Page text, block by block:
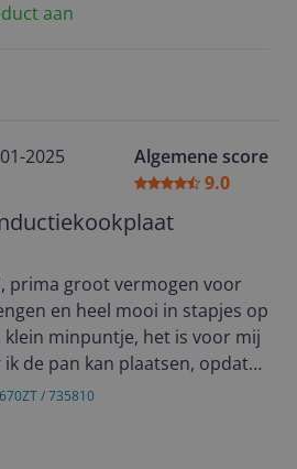
aan
2025
Algemene score
9.0
prima groot vermogen voor
en heel mooi in stapjes op
klein minpuntje, het is voor mij
de pan kan plaatsen, opdat
gebied staat. Maar dit
ook aan mij. Ik kan
aanbevelen.
/ 735810